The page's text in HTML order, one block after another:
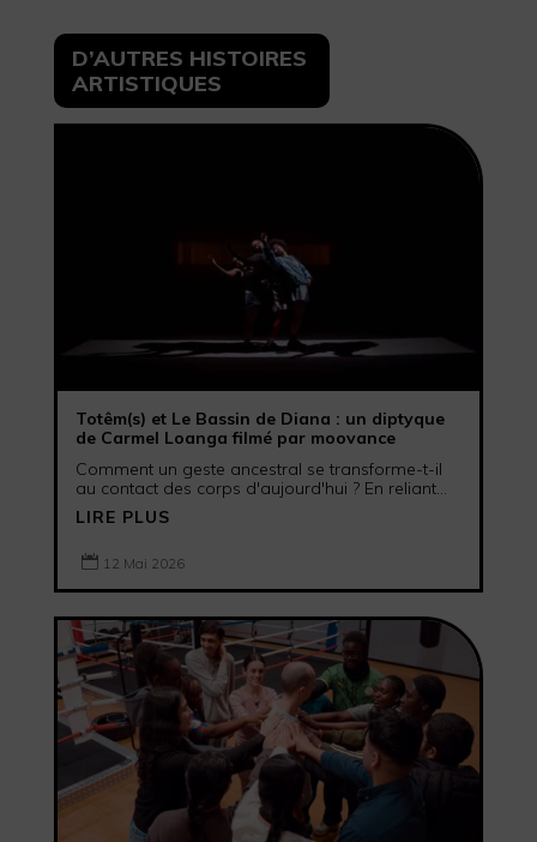
D’AUTRES HISTOIRES
ARTISTIQUES
Totêm(s) et Le Bassin de Diana : un diptyque
de Carmel Loanga filmé par moovance
Comment un geste ancestral se transforme-t-il
au contact des corps d'aujourd'hui ? En reliant...
LIRE PLUS
 12 Mai 2026